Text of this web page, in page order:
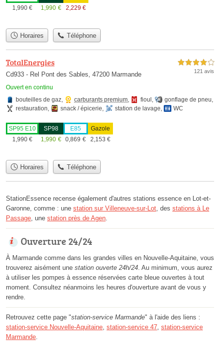
1,990 €
1,990 €
2,229 €
Horaires Téléphone
TotalEnergies
Cd933 - Rel Pont des Sables, 47200 Marmande
Ouvert en continu
4,0 étoiles sur 5
121 avis
bouteilles de gaz, carburants premium, fioul, gonflage de pneu,
restauration, snack / épicerie, station de lavage, WC
SP95 E10
1,990 €
SP98
1,990 €
E85
0,869 €
Gazole
2,153 €
Horaires Téléphone
StationEssence recense également d'autres stations essence en Lot-et-
Garonne, comme : une station sur Villeneuve-sur-Lot, des stations à Le
Passage, une station près de Agen.
Ouverture 24/24
À Marmande comme dans les grandes villes en Nouvelle-Aquitaine, vous
trouverez aisément une station ouverte 24h/24. Au minimum, vous aurez
à utiliser les pompes à essence réservées carte bleue ouvertes à tout
moment. Consultez néanmoins les heures d'ouverture avant de vous y
rendre.
Retrouvez cette page "station-service Marmande" à l'aide des liens :
station-service Nouvelle-Aquitaine, station-service 47, station-service
Marmande.